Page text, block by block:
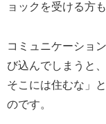
ョックを受ける方
コミュニケーショ
び込んでしまうと
そこには住むな」
のです。